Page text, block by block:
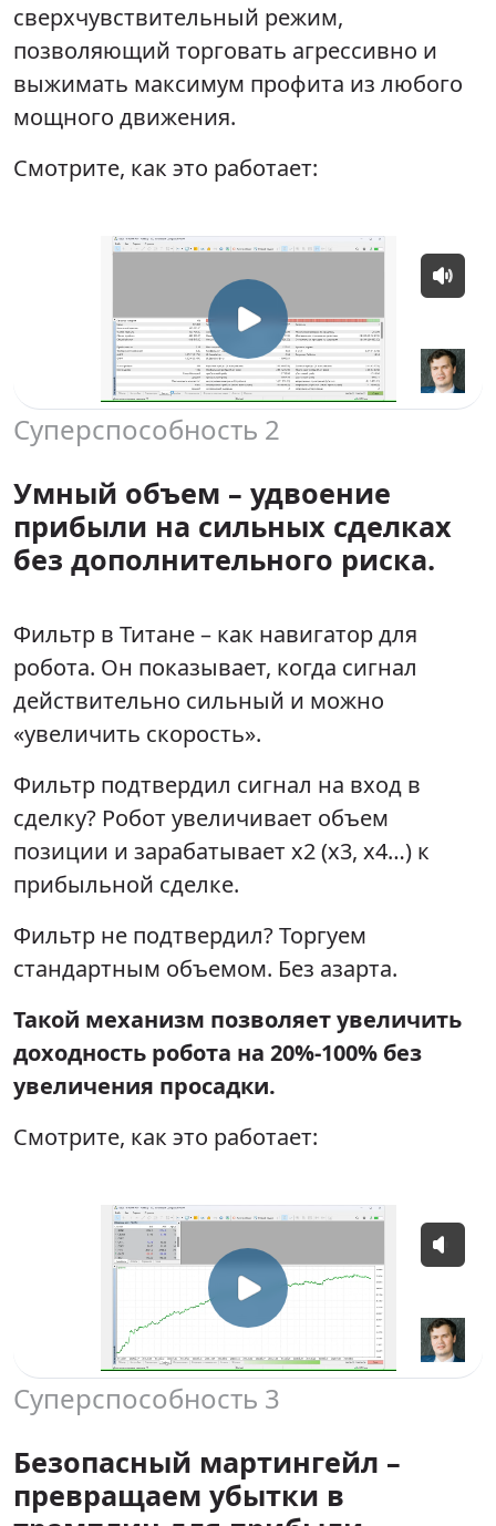
сверхчувствительный режим,
позволяющий торговать агрессивно и
выжимать максимум профита из любого
мощного движения.
Смотрите, как это работает:
Суперспособность 2
Умный объем – удвоение
прибыли на сильных сделках
без дополнительного риска.
Фильтр в Титане – как навигатор для
робота. Он показывает, когда сигнал
действительно сильный и можно
«увеличить скорость».
Фильтр подтвердил сигнал на вход в
сделку? Робот увеличивает объем
позиции и зарабатывает х2 (х3, х4…) к
прибыльной сделке.
Фильтр не подтвердил? Торгуем
стандартным объемом. Без азарта.
Такой механизм позволяет увеличить
доходность робота на 20%-100% без
увеличения просадки.
Смотрите, как это работает:
Суперспособность 3
Безопасный мартингейл –
превращаем убытки в